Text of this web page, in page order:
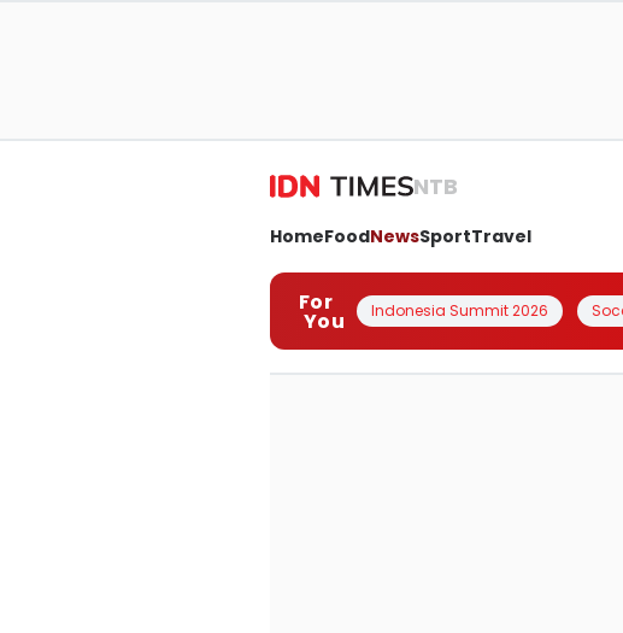
NTB
HomeFoodNewsSportTravel
For
You Indonesia Summit 2026